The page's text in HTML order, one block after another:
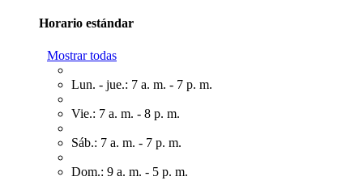
Horario estándar
Mostrar todas
Lun. - jue.: 7 a. m. - 7 p. m.
Vie.: 7 a. m. - 8 p. m.
Sáb.: 7 a. m. - 7 p. m.
Dom.: 9 a. m. - 5 p. m.